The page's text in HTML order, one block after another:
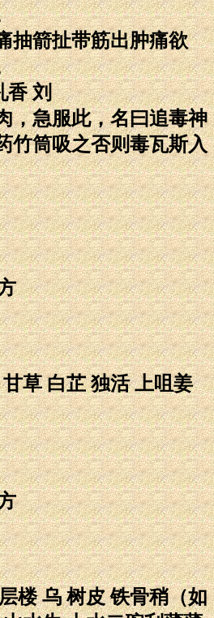
抽箭扯带筋出肿痛欲
香 刘
，急服此，名曰追毒神
竹筒吸之否则毒瓦斯入
草 白芷 独活 上咀姜
楼 乌 树皮 铁骨稍（如